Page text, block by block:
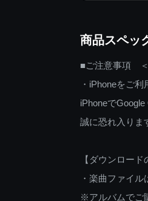
商品スペッ
■ご注意事項 ＜
・iPhoneをご
iPhoneで
誠に恐れ入りま
【ダウンロー
・楽曲ファイル
※アルバムでご